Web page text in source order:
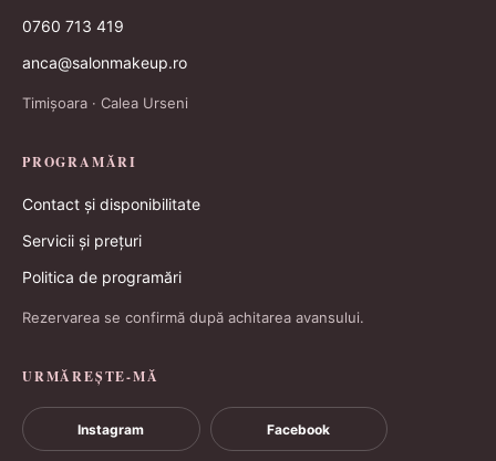
0760 713 419
anca@salonmakeup.ro
Timișoara · Calea Urseni
PROGRAMĂRI
Contact și disponibilitate
Servicii și prețuri
Politica de programări
Rezervarea se confirmă după achitarea avansului.
URMĂREȘTE-MĂ
Instagram Facebook